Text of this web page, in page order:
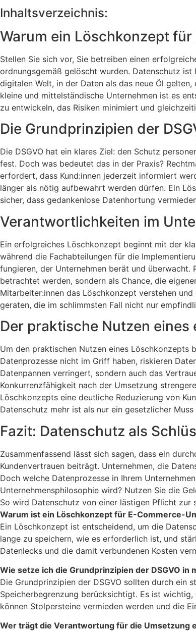
Inhaltsverzeichnis:
Warum ein Löschkonzept
Stellen Sie sich vor, Sie betreiben einen
ordnungsgemäß gelöscht wurden. Datenschutz ist
digitalen Welt, in der Daten als das neue Öl
kleine und mittelständische Unternehmen ist es
zu entwickeln, das Risiken minimiert und
Die Grundprinzipien der
Die DSGVO hat ein klares Ziel: den Schutz
fest. Doch was bedeutet das in der Praxis?
erfordert, dass Kund:innen jederzeit informiert
länger als nötig aufbewahrt werden dürfen. Ein
sicher, dass gedankenlose Datenhortung
Verantwortlichkeiten im
Ein erfolgreiches Löschkonzept beginnt mit der
während die Fachabteilungen für die
fungieren, der Unternehmen berät und
betrachtet werden, sondern als Chance, die
Mitarbeiter:innen das Löschkonzept verstehen
geraten, die im schlimmsten Fall nicht nur
Der praktische Nutzen
Um den praktischen Nutzen eines Löschkonzepts
Datenprozesse nicht im Griff haben, riskieren
Datenpannen verringert, sondern auch das
Konkurrenzfähigkeit nach der Umsetzung
Löschkonzepts eine deutliche Reduzierung von
Datenschutz mehr ist als nur ein gesetzlicher
Fazit: Datenschutz als
Zusammenfassend lässt sich sagen, dass ein
Kundenvertrauen beiträgt. Unternehmen, die
Doch welche Datenprozesse in Ihrem
Unternehmensphilosophie wird? Nutzen Sie die
So wird Datenschutz von einer lästigen Pflicht zur
Warum ist ein Löschkonzept für E-Commerce-
Ein Löschkonzept ist entscheidend, um die
lange zu speichern, wie es erforderlich ist, und
Datenlecks und die damit verbundenen Kosten
Wie setze ich die Grundprinzipien der DSGVO in
Die Grundprinzipien der DSGVO sollten durch ein
Speicherbegrenzung berücksichtigt. Es ist
können Stolpersteine vermieden werden und die
Wer trägt die Verantwortung für die Umsetzung